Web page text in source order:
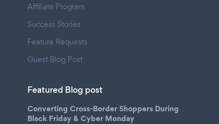
Affiliate Program
Success Stories
Feature Requests
Guest Blog Post
Featured Blog post
Converting Cross-Border Shoppers During
Black Friday & Cyber Monday